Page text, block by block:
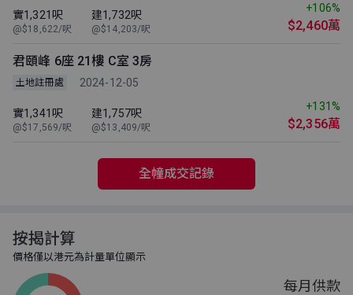
實1,321呎
@$18,622/呎
建1,732呎
@$14,203/呎
+106%
$2,460萬
君頤峰 6座 21樓 C室 3房
土地註冊處 2024-12-05
實1,341呎
@$17,569/呎
建1,757呎
@$13,409/呎
+131%
$2,356萬
全幢成交記錄
按揭計算
價格僅以港元為計量單位顯示
每月供款